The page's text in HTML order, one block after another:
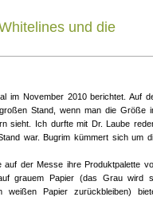
und die
im November 2010 berichtet. Auf
Stand, wenn man die Größe
sieht. Ich durfte mit Dr. Laube
war. Bugrim kümmert sich um
auf der Messe ihre Produktpalette
grauem Papier (das Grau wird
Papier zurückbleiben)